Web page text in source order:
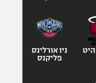
ניו אורלינס
פליקנס